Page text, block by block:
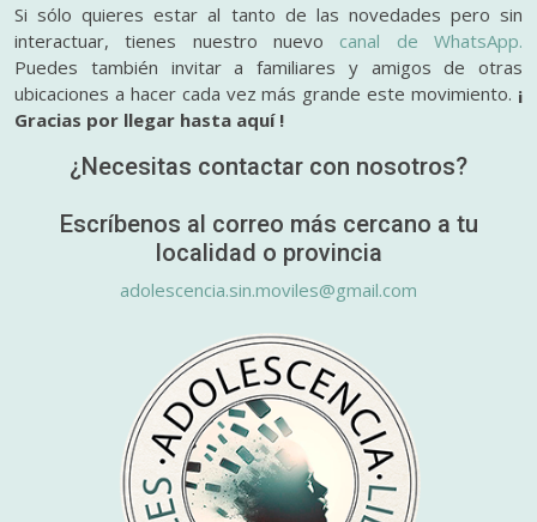
Si sólo quieres estar al tanto de las novedades pero sin
interactuar, tienes nuestro nuevo canal de WhatsApp.
Puedes también invitar a familiares y amigos de otras
ubicaciones a hacer cada vez más grande este movimiento. ¡
Gracias por llegar hasta aquí !
¿Necesitas contactar con nosotros?
Escríbenos al correo más cercano a tu
localidad o provincia
adolescencia.sin.moviles@gmail.com